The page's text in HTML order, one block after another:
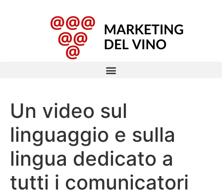
Un video sul
linguaggio e sulla
lingua dedicato a
tutti i comunicatori